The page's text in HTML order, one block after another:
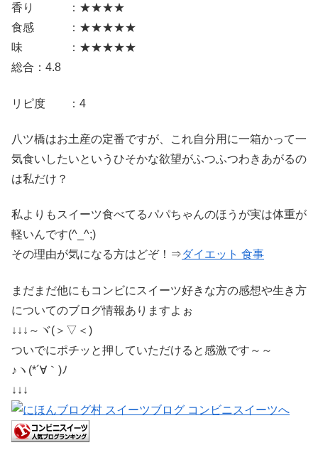
香り ：★★★★
食感 ：★★★★★
味 ：★★★★★
総合：4.8
リピ度 ：4
八ツ橋はお土産の定番ですが、これ自分用に一箱かって一
気食いしたいというひそかな欲望がふつふつわきあがるの
は私だけ？
私よりもスイーツ食べてるパパちゃんのほうが実は体重が
軽いんです(^_^;)
その理由が気になる方はどぞ！⇒ダイエット 食事
まだまだ他にもコンビにスイーツ好きな方の感想や生き方
についてのブログ情報ありますよぉ
↓↓↓～ヾ(＞▽＜)
ついでにポチッと押していただけると感激です～～
♪ヽ(*´∀｀)ﾉ
↓↓↓